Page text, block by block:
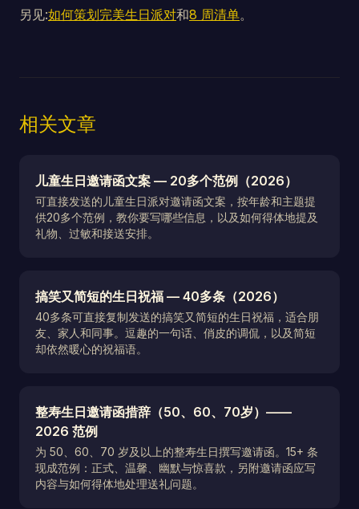
另见:如何策划完美生日派对和8 周清单。
相关文章
儿童生日邀请函文案 — 20多个范例（2026）
可直接发送的儿童生日派对邀请函文案，按年龄和主题提
供20多个范例，教你要写哪些信息，以及如何得体地提及
礼物、过敏和接送安排。
搞笑又简短的生日祝福 — 40多条（2026）
40多条可直接复制发送的搞笑又简短的生日祝福，适合朋
友、家人和同事。逗趣的一句话、俏皮的调侃，以及简短
却依然暖心的祝福语。
整寿生日邀请函措辞（50、60、70岁）——
2026 范例
为 50、60、70 岁及以上的整寿生日撰写邀请函。15+ 条
现成范例：正式、温馨、幽默与惊喜款，另附邀请函应写
内容与如何得体地处理送礼问题。